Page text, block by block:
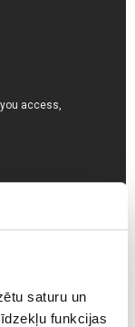
saturu un
funkcijas